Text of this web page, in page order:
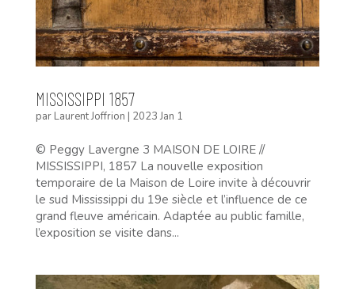
MISSISSIPPI 1857
par Laurent Joffrion 2023 Jan 1
© Peggy Lavergne 3 MAISON DE LOIRE //
MISSISSIPPI, 1857 La nouvelle exposition
temporaire de la Maison de Loire invite à découvrir
le sud Mississippi du 19e siècle et l’influence de ce
grand fleuve américain. Adaptée au public famille,
l’exposition se visite dans...